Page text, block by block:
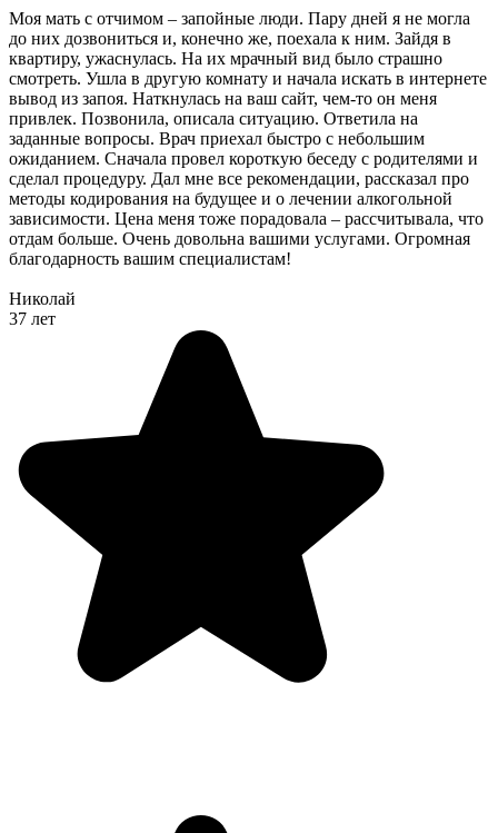
Моя мать с отчимом – запойные люди. Пару дней я не могла
до них дозвониться и, конечно же, поехала к ним. Зайдя в
квартиру, ужаснулась. На их мрачный вид было страшно
смотреть. Ушла в другую комнату и начала искать в интернете
вывод из запоя. Наткнулась на ваш сайт, чем-то он меня
привлек. Позвонила, описала ситуацию. Ответила на
заданные вопросы. Врач приехал быстро с небольшим
ожиданием. Сначала провел короткую беседу с родителями и
сделал процедуру. Дал мне все рекомендации, рассказал про
методы кодирования на будущее и о лечении алкогольной
зависимости. Цена меня тоже порадовала – рассчитывала, что
отдам больше. Очень довольна вашими услугами. Огромная
благодарность вашим специалистам!
Николай
37 лет